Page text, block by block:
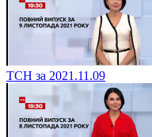
ТСН за 2021.11.09